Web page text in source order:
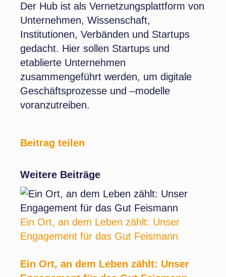
Der Hub ist als Vernetzungsplattform von
Unternehmen, Wissenschaft,
Institutionen, Verbänden und Startups
gedacht. Hier sollen Startups und
etablierte Unternehmen
zusammengeführt werden, um digitale
Geschäftsprozesse und –modelle
voranzutreiben.
Beitrag teilen
Weitere Beiträge
Ein Ort, an dem Leben zählt: Unser
Engagement für das Gut Feismann
Ein Ort, an dem Leben zählt: Unser